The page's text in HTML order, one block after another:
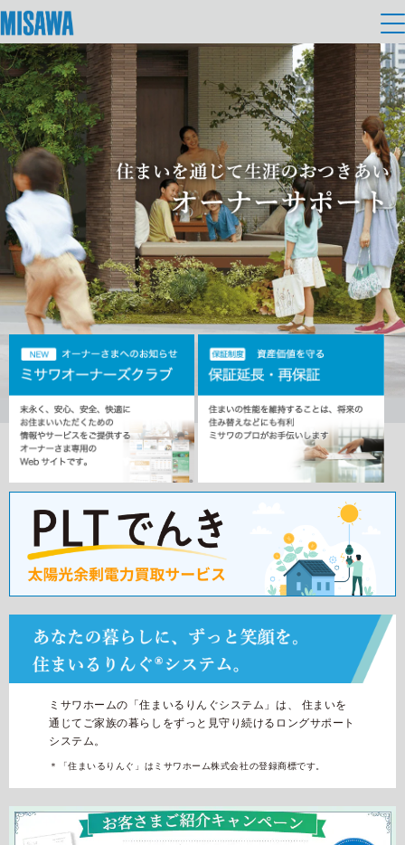
住まい
建てる [注文住宅]
商品ラインアップ
デザイン
テクノロジー（住まいの性能）
建築事例・建築実例
デザイナーズギャラリー
インテリア
住まいづくりガイド
買う
分譲住宅（建売・土地）検索
中古住宅検索
スムストック検索
分譲マンション検索
[MISAWA RELAY]
住まいの売却
土地活用
個人のお客さま
賃貸住宅
賃貸併用住宅
店舗・各種施設
土地活用モデルルーム見学
土地活用実例
法人のお客さま
企業不動産活用（CRE）戦略
社宅建築
医療・介護・子育て・障がい福祉施設
これから土地活用・賃貸経営をご検討の方
土地活用の基礎から長期安定経営を目指すオーナー様まで、賃貸経
営に役立つ多彩な情報を幅広くお届けします。
ホームラウンジ 土地活用・賃貸経営
リフォーム
戸建て・マンション
ミサワリフォームとは
リフォームの流れ
リフォームメニュー
リフォーム事例
事業用
事業用リノベーション
ホテル・旅館リフォーム
リフォーム営業所
これからリフォームをご検討の方
実例動画や基礎知識、収納の工夫など、理想の住まいを叶えるリフ
ォームの具体策とアイデアを豊富にご用意しています。
ホームラウンジ リフォーム
まちづくり
複合開発・投資開発
複合開発事業（ASMACI-アスマチ-）
再開発・官民連携事業
分譲マンション開発事業
収益不動産・投資開発事業
建築再生事業
事業用売買
事業用地・事業用建物
分譲用地
すべてのフィールドに新しい価値をデザインし、持続可能な未来志
向のまちづくりを実現していきます。
オーナーサポート
サポートメニュー
住まいるりんぐ（ロングサポート）
アフターメンテナンス
ミサワリフォーム
ご相談窓口
お客様センター
ホームを結ぶコミュニケーションサイト。お得・便利・安心なコン
テンツや、ミサワホームからの大切なお知らせなど配信していま
企業・IR情報
企業・IR
ニュース
MISAWAについて
ミサワホームグループ
IR情報
SDGs
環境活動
採用情報
新卒者採用
展示場・イベント情報
カタログ請求
住まいのご相談
HOME> オーナーサポート
ミサワホームの「住まいるりんぐシステム」は、
住まいを
通じてご家族の暮らしをずっと見守り続けるロングサポート
システム。
＊「住まいるりんぐ」はミサワホーム株式会社の登録商標です。